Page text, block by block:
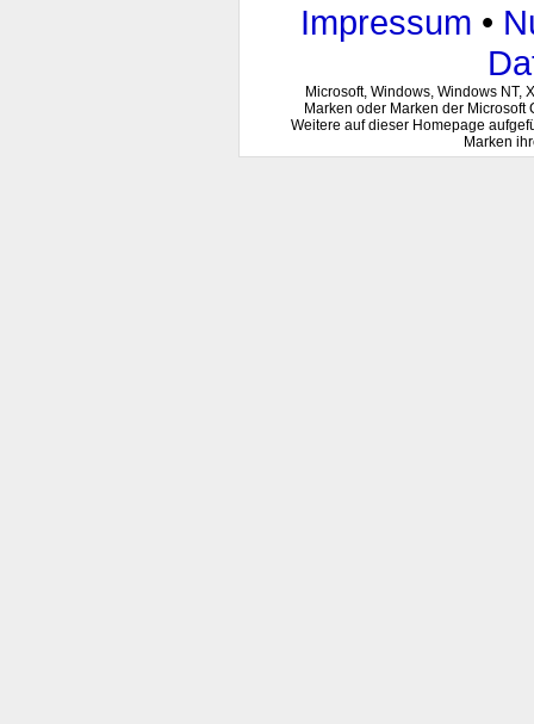
Impressum •
Microsoft, Windows, Windows NT,
Marken oder Marken der
Weitere auf dieser Homepage
Marken